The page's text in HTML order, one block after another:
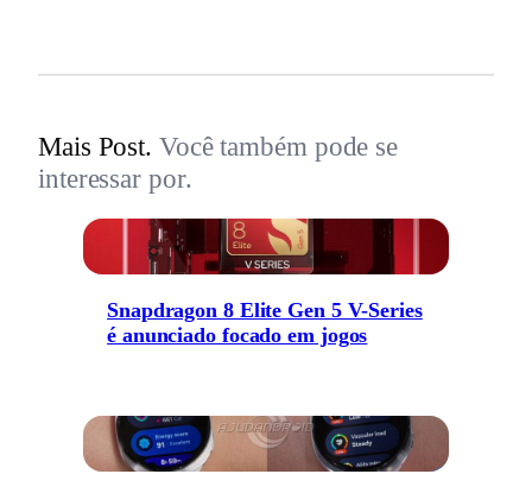
Mais Post. Você também pode se
interessar por.
Snapdragon 8 Elite Gen 5 V-Series
é anunciado focado em jogos